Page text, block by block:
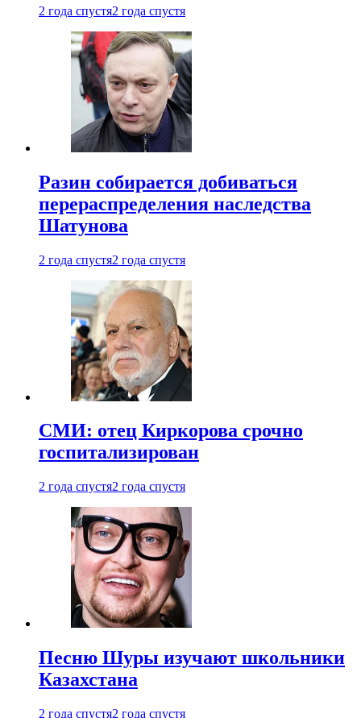
2 года спустя2 года спустя
Разин собирается добиваться
перераспределения наследства
Шатунова
2 года спустя2 года спустя
СМИ: отец Киркорова срочно
госпитализирован
2 года спустя2 года спустя
Песню Шуры изучают школьники
Казахстана
2 года спустя2 года спустя